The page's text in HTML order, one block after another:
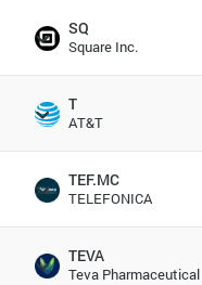
SQ
Square Inc.
T
AT&T
TEF.MC
TELEFONICA
TEVA
Teva Pharmaceutical